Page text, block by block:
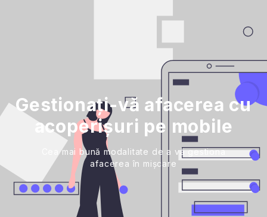
Gestionați-vă afacerea cu
acoperișuri pe mobile
Cea mai bună modalitate de a vă gestiona
afacerea în mișcare